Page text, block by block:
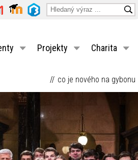
Projekty Charita
co je nového na gybonu